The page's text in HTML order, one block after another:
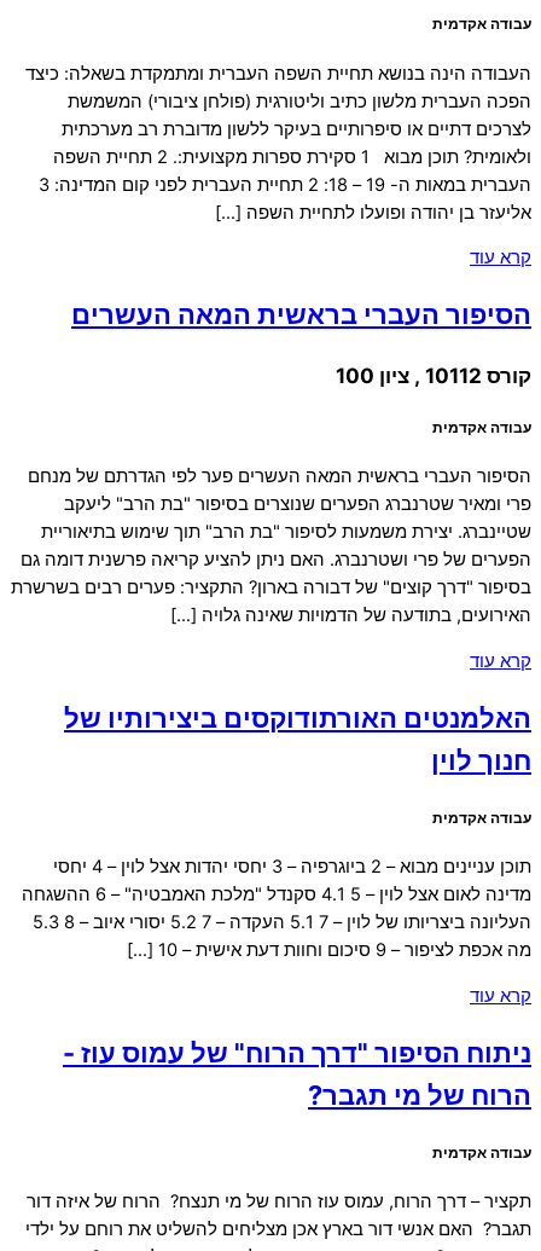
עבודה אקדמית
העבודה הינה בנושא תחיית השפה העברית ומתמקדת בשאלה: כיצד
הפכה העברית מלשון כתיב וליטורגית (פולחן ציבורי) המשמשת
לצרכים דתיים או סיפרותיים בעיקר ללשון מדוברת רב מערכתית
ולאומית? תוכן מבוא 1 סקירת ספרות מקצועית:. 2 תחיית השפה
העברית במאות ה- 19 – 18: 2 תחיית העברית לפני קום המדינה: 3
אליעזר בן יהודה ופועלו לתחיית השפה […]
קרא עוד
הסיפור העברי בראשית המאה העשרים
קורס 10112 , ציון 100
עבודה אקדמית
הסיפור העברי בראשית המאה העשרים פער לפי הגדרתם של מנחם
פרי ומאיר שטרנברג הפערים שנוצרים בסיפור "בת הרב" ליעקב
שטיינברג. יצירת משמעות לסיפור "בת הרב" תוך שימוש בתיאוריית
הפערים של פרי ושטרנברג. האם ניתן להציע קריאה פרשנית דומה גם
בסיפור "דרך קוצים" של דבורה בארון? התקציר: פערים רבים בשרשרת
האירועים, בתודעה של הדמויות שאינה גלויה […]
קרא עוד
האלמנטים האורתודוקסים ביצירותיו של
חנוך לוין
עבודה אקדמית
תוכן עניינים מבוא – 2 ביוגרפיה – 3 יחסי יהדות אצל לוין – 4 יחסי
מדינה לאום אצל לוין – 5 4.1 סקנדל "מלכת האמבטיה" – 6 ההשגחה
העליונה ביצריותו של לוין – 7 5.1 העקדה – 7 5.2 יסורי איוב – 8 5.3
מה אכפת לציפור – 9 סיכום וחוות דעת אישית – 10 […]
קרא עוד
ניתוח הסיפור "דרך הרוח" של עמוס עוז -
הרוח של מי תגבר?
עבודה אקדמית
תקציר – דרך הרוח, עמוס עוז הרוח של מי תנצח? הרוח של איזה דור
תגבר? האם אנשי דור בארץ אכן מצליחים להשליט את רוחם על ילדי